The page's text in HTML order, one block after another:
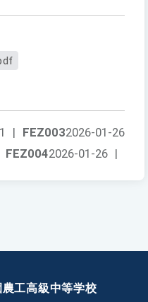
FEZ0032026-01-26
|
FEZ0042026-01-26 |
工高級中等学校